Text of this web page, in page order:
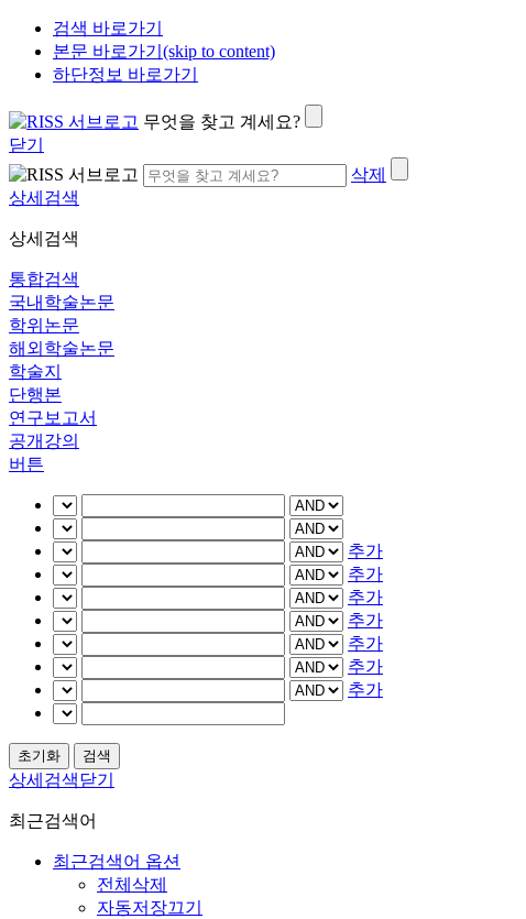
검색 바로가기
본문 바로가기(skip to content)
하단정보 바로가기
무엇을 찾고 계세요?
닫기
삭제
상세검색
상세검색
통합검색
국내학술논문
학위논문
해외학술논문
학술지
단행본
연구보고서
공개강의
버튼
추가
추가
추가
추가
추가
추가
추가
상세검색닫기
최근검색어
최근검색어 옵션
전체삭제
자동저장끄기